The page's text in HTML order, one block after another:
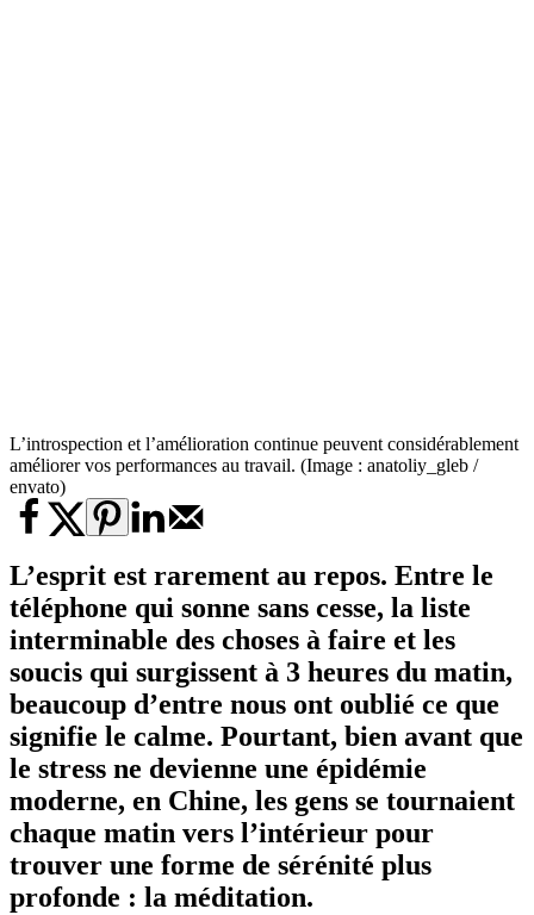
L’introspection et l’amélioration continue peuvent considérablement
améliorer vos performances au travail. (Image : anatoliy_gleb /
envato)
L’esprit est rarement au repos. Entre le
téléphone qui sonne sans cesse, la liste
interminable des choses à faire et les
soucis qui surgissent à 3 heures du matin,
beaucoup d’entre nous ont oublié ce que
signifie le calme. Pourtant, bien avant que
le stress ne devienne une épidémie
moderne, en Chine, les gens se tournaient
chaque matin vers l’intérieur pour
trouver une forme de sérénité plus
profonde : la méditation.